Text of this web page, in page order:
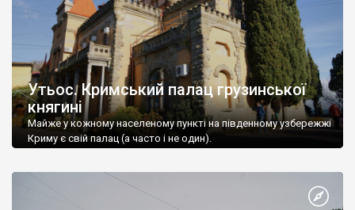
Утьос. Кримський палац грузинської
княгині
Майже у кожному населеному пункті на південному узбережжі
Криму є свій палац (а часто і не один).